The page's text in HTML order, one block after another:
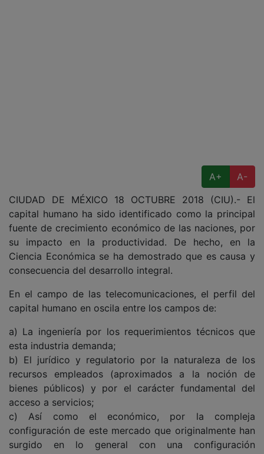
A+
A-
CIUDAD DE MÉXICO 18 OCTUBRE 2018 (CIU).- El
capital humano ha sido identificado como la principal
fuente de crecimiento económico de las naciones, por
su impacto en la productividad. De hecho, en la
Ciencia Económica se ha demostrado que es causa y
consecuencia del desarrollo integral.
En el campo de las telecomunicaciones, el perfil del
capital humano en oscila entre los campos de:
a) La ingeniería por los requerimientos técnicos que
esta industria demanda;
b) El jurídico y regulatorio por la naturaleza de los
recursos empleados (aproximados a la noción de
bienes públicos) y por el carácter fundamental del
acceso a servicios;
c) Así como el económico, por la compleja
configuración de este mercado que originalmente han
surgido en lo general con una configuración